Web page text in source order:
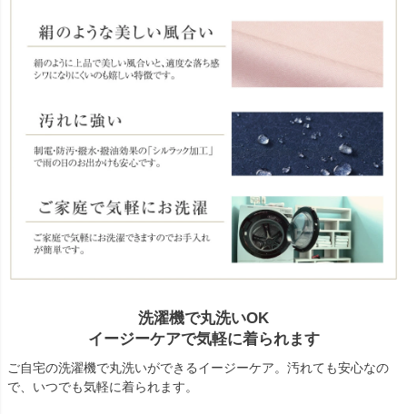
洗濯機で丸洗いOK
イージーケアで気軽に着られます
ご自宅の洗濯機で丸洗いができるイージーケア。汚れても安心なの
で、いつでも気軽に着られます。